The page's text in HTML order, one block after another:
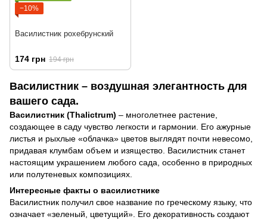
−10%
Василистник рохебрунский
174 грн 194 грн
Василистник – воздушная элегантность для
вашего сада.
Василистник (Thalictrum) – многолетнее растение,
создающее в саду чувство легкости и гармонии. Его ажурные
листья и рыхлые «облачка» цветов выглядят почти невесомо,
придавая клумбам объем и изящество. Василистник станет
настоящим украшением любого сада, особенно в природных
или полутеневых композициях.
Интересные факты о василистнике
Василистник получил свое название по греческому языку, что
означает «зеленый, цветущий». Его декоративность создают